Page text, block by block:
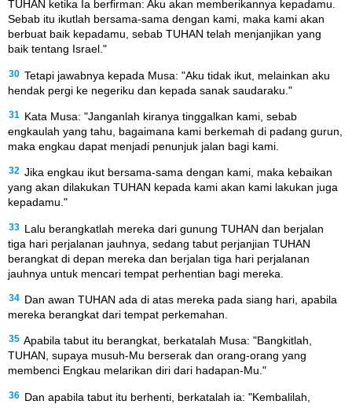
TUHAN ketika Ia berfirman: Aku akan memberikannya kepadamu.
Sebab itu ikutlah bersama-sama dengan kami, maka kami akan
berbuat baik kepadamu, sebab TUHAN telah menjanjikan yang
baik tentang Israel."
30 Tetapi jawabnya kepada Musa: "Aku tidak ikut, melainkan aku
hendak pergi ke negeriku dan kepada sanak saudaraku."
31
Kata Musa: "Janganlah kiranya tinggalkan kami, sebab
engkaulah yang tahu, bagaimana kami berkemah di padang gurun,
maka engkau dapat menjadi penunjuk jalan bagi kami.
32 Jika engkau ikut bersama-sama dengan kami, maka kebaikan
yang akan dilakukan TUHAN kepada kami akan kami lakukan juga
kepadamu."
33 Lalu berangkatlah mereka dari gunung TUHAN dan berjalan
tiga hari perjalanan jauhnya, sedang tabut perjanjian TUHAN
berangkat di depan mereka dan berjalan tiga hari perjalanan
jauhnya untuk mencari tempat perhentian bagi mereka.
34 Dan awan TUHAN ada di atas mereka pada siang hari, apabila
mereka berangkat dari tempat perkemahan.
35 Apabila tabut itu berangkat, berkatalah Musa: "Bangkitlah,
TUHAN, supaya musuh-Mu berserak dan orang-orang yang
membenci Engkau melarikan diri dari hadapan-Mu."
36 Dan apabila tabut itu berhenti, berkatalah ia: "Kembalilah,